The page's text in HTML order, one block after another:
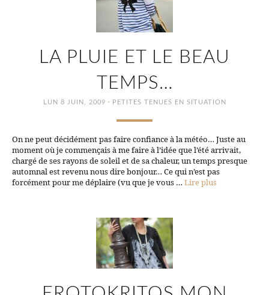
LA PLUIE ET LE BEAU
TEMPS…
LUN 8 JUIN, 2009 · PETITES TENUES EN SITUATION
On ne peut décidément pas faire confiance à la météo… Juste au
moment où je commençais à me faire à l’idée que l’été arrivait,
chargé de ses rayons de soleil et de sa chaleur, un temps presque
automnal est revenu nous dire bonjour… Ce qui n’est pas
forcément pour me déplaire (vu que je vous … Lire plus